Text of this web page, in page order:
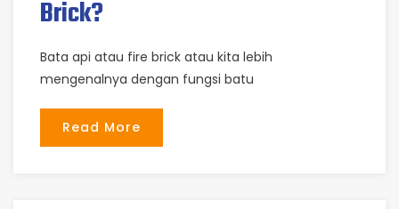
Brick?
Bata api atau fire brick atau kita lebih
mengenalnya dengan fungsi batu
Read More